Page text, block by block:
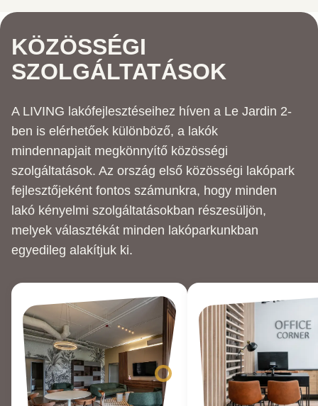
KÖZÖSSÉGI
SZOLGÁLTATÁSOK
A LIVING lakófejlesztéseihez híven a Le Jardin 2-
ben is elérhetőek különböző, a lakók
mindennapjait megkönnyítő közösségi
szolgáltatások. Az ország első közösségi lakópark
fejlesztőjeként fontos számunkra, hogy minden
lakó kényelmi szolgáltatásokban részesüljön,
melyek választékát minden lakóparkunkban
egyedileg alakítjuk ki.